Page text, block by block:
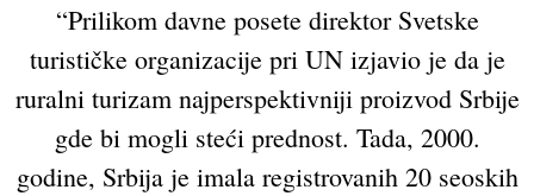
“Prilikom davne posete direktor Svetske
turističke organizacije pri UN izjavio je da je
ruralni turizam najperspektivniji proizvod Srbije
gde bi mogli steći prednost. Tada, 2000.
godine, Srbija je imala registrovanih 20 seoskih